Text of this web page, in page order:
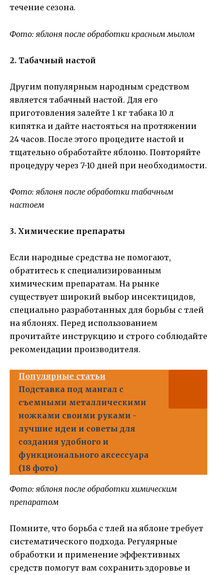
течение сезона.
Фото: яблоня после обработки красным мылом
2. Табачный настой
Другим популярным народным средством
является табачный настой. Для его
приготовления залейте 1 кг табака 10 л
кипятка и дайте настояться на протяжении
24 часов. После этого процедите настой и
тщательно обработайте яблоню. Повторяйте
процедуру через 7-10 дней при необходимости.
Фото: яблоня после обработки табачным
настоем
3. Химические препараты
Если народные средства не помогают,
обратитесь к специализированным
химическим препаратам. На рынке
существует широкий выбор инсектицидов,
специально разработанных для борьбы с тлей
на яблонях. Перед использованием
прочитайте инструкцию и строго соблюдайте
рекомендации производителя.
Популярные статьи
Подставка под мангал с
съемными металлическими
ножками своими руками -
лучшие идеи и советы для
создания удобного и
функционального аксессуара
(18 фото)
Фото: яблоня после обработки химическим
препаратом
Помните, что борьба с тлей на яблоне требует
систематического подхода. Регулярные
обработки и применение эффективных
средств помогут вам сохранить здоровье и